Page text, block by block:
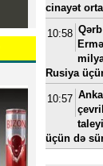
15-
“Yeni klinika”ya
təyin edilib -
cinayət
10:58
Rusiya
10:57
üçün də